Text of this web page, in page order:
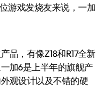
游戏发烧友来说，一加
，有像Z18和R17全新
加6是上半年的旗舰产
观设计以及不错的硬